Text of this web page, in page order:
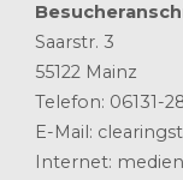
Saarstr. 3
55122 Mainz
Telefon: 06131-
E-Mail:
Internet: